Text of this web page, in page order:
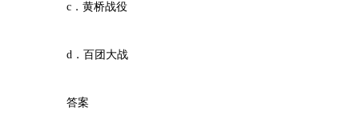
c．黄桥战役
d．百团大战
答案